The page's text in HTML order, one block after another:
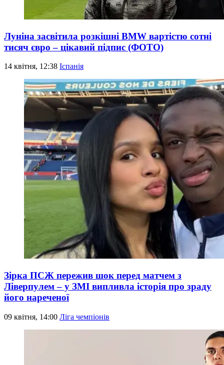
Луніна засвітила розкішні BMW вартістю сотні
тисяч євро – цікавий підпис (ФОТО)
14 квітня, 12:38 Іспанія
Зірка ПСЖ пережив шок перед матчем з
Ліверпулем – у ЗМІ випливла історія про зраду
його нареченої
09 квітня, 14:00 Ліга чемпіонів